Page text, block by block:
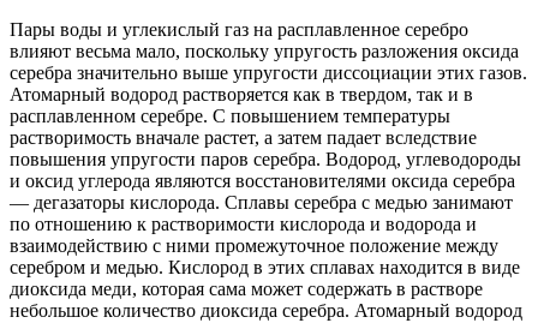
Пары воды и углекислый газ на расплавленное серебро
влияют весьма мало, поскольку упругость разложения оксида
серебра значительно выше упругости диссоциации этих газов.
Атомарный водород растворяется как в твердом, так и в
расплавленном серебре. С повышением температуры
растворимость вначале растет, а затем падает вследствие
повышения упругости паров серебра. Водород, углеводороды
и оксид углерода являются восстановителями оксида серебра
— дегазаторы кислорода. Сплавы серебра с медью занимают
по отношению к растворимости кислорода и водорода и
взаимодействию с ними промежуточное положение между
серебром и медью. Кислород в этих сплавах находится в виде
диоксида меди, которая сама может содержать в растворе
небольшое количество диоксида серебра. Атомарный водород